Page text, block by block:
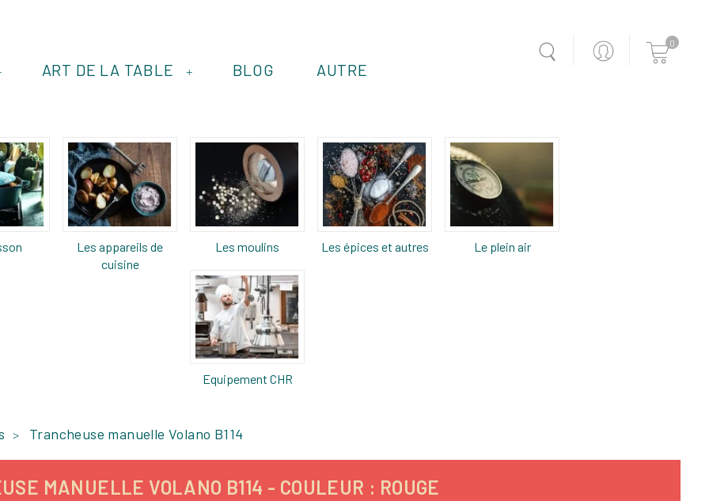
0
+
ART DE LA TABLE BLOG AUTRE
Les appareils de
cuisine
Les moulins Les épices et autres Le plein air
Equipement CHR
Trancheuse manuelle Volano B114
MANUELLE VOLANO B114 - COULEUR : ROUGE